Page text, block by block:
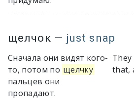
щелчок — just snap
Сначала они видят кого-
то, потом по щелчку
пальцев они
пропадают.
that,